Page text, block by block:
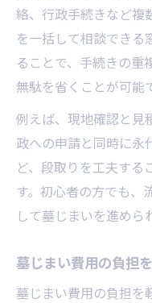
絡、行政手続きなど複
を一括して相談できる
ることで、手続きの重
無駄を省くことが可能
例えば、現地確認と見
政への申請と同時に永
ど、段取りを工夫する
す。初心者の方でも、
して墓じまいを進めら
墓じまい費用の負担
墓じまい費用の負担を